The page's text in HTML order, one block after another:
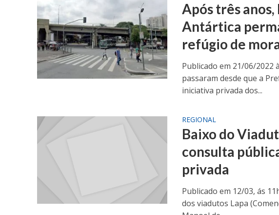
Após três
Antártica
refúgio de
Publicado em 21/06/2022
passaram desde que a
iniciativa privada dos...
REGIONAL
Baixo do
consulta
privada
Publicado em 12/03, ás
dos viadutos Lapa